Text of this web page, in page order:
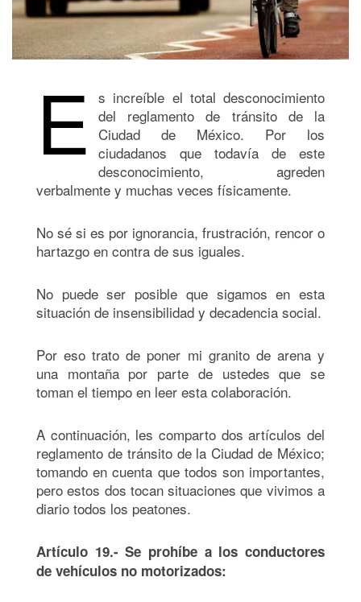
E s increíble el total desconocimiento
del reglamento de tránsito de la
Ciudad de México. Por los
ciudadanos que todavía de este
desconocimiento, agreden
verbalmente y muchas veces físicamente.
No sé si es por ignorancia, frustración, rencor o
hartazgo en contra de sus iguales.
No puede ser posible que sigamos en esta
situación de insensibilidad y decadencia social.
Por eso trato de poner mi granito de arena y
una montaña por parte de ustedes que se
toman el tiempo en leer esta colaboración.
A continuación, les comparto dos artículos del
reglamento de tránsito de la Ciudad de México;
tomando en cuenta que todos son importantes,
pero estos dos tocan situaciones que vivimos a
diario todos los peatones.
Artículo 19.- Se prohíbe a los conductores
de vehículos no motorizados: